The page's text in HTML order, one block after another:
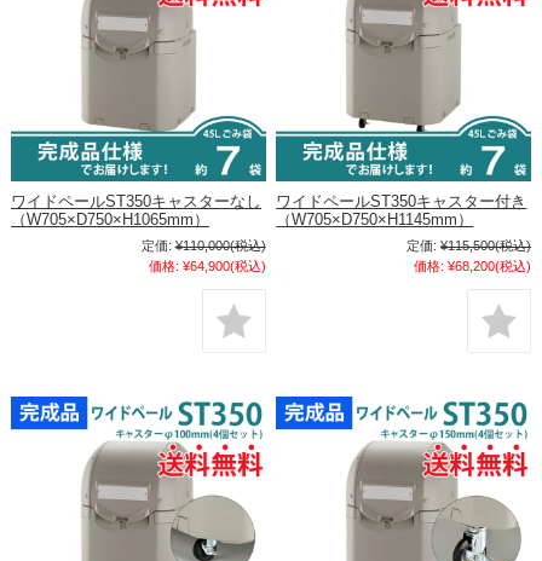
ワイドペールST350キャスターなし
（W705×D750×H1065mm）
定価: ¥110,000(税込)
価格: ¥64,900(税込)
ワイドペールST350キャスター付き
（W705×D750×H1145mm）
定価: ¥115,500(税込)
価格: ¥68,200(税込)